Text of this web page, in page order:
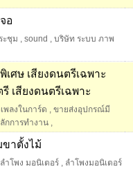
อ
ะชุม , sound , บริษัท ระบบ ภาพ
เศษ เสียงดนตรีเฉพาะ
เสียงดนตรีเฉพาะ
พลงในการ์ด , ขายส่งอุปกรณ์มี
กการทำงาน ,
ขาตั้งไม้
าโพง มอนิเตอร์ , ลำโพงมอนิเตอร์